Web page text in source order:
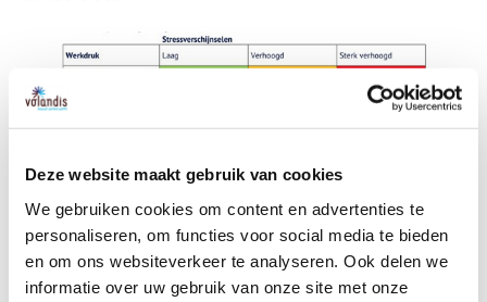
Deze website maakt gebruik van cookies
We gebruiken cookies om content en advertenties te
personaliseren, om functies voor social media te bieden
en om ons websiteverkeer te analyseren. Ook delen we
informatie over uw gebruik van onze site met onze
Nieuw in 2025! Extra hulp voor
deelnemers aan E-health Gezondeboel
Werknemers die zelf online aan de slag gaan met hun
uitdagingen in balans, werkdruk, slapen, omgaan met